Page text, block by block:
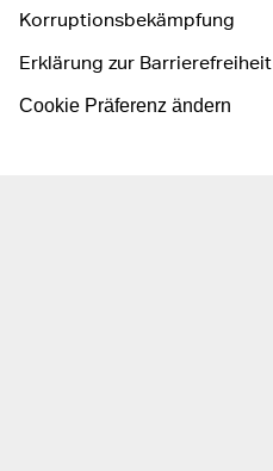
Korruptionsbekämpfung
Erklärung zur Barrierefreiheit
Cookie Präferenz ändern